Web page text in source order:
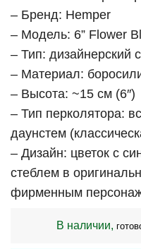
– Бренд: Hemper
– Модель: 6” Flower
– Тип: дизайнерский
– Материал:
– Высота: ~15 см (6″)
– Тип перколятора:
даунстем
– Дизайн: цветок с
стеблем в
фирменным
В наличии,